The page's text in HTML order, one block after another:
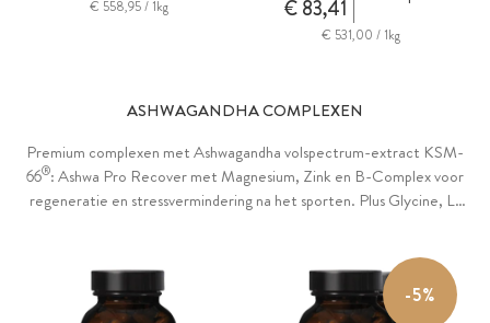
€ 558,95 / 1kg
€ 83,41
€ 531,00 / 1kg
ASHWAGANDHA COMPLEXEN
Premium complexen met Ashwagandha volspectrum-extract KSM-
66®: Ashwa Pro Recover met Magnesium, Zink en B-Complex voor
regeneratie en stressvermindering na het sporten. Plus Glycine, L-
Plus Rode Biet, Saffraan-extract en Quercetine. En hoog
gedoseerde biologische Ashwagandha capsules met 750mg per
-5%